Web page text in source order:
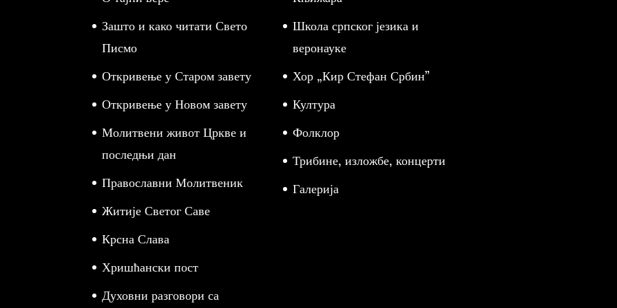
Зашто и како читати Свето
Писмо
Откривење у Старом завету
Откривење у Новом завету
Молитвени живот Цркве и
последњи дан
Православни Молитвеник
Житије Светог Саве
Крсна Слава
Хришћански пост
Духовни разговори са
Школа српског језика и
веронауке
Хор „Кир Стефан Србин”
Култура
Фолклор
Трибине, изложбе, концерти
Галерија